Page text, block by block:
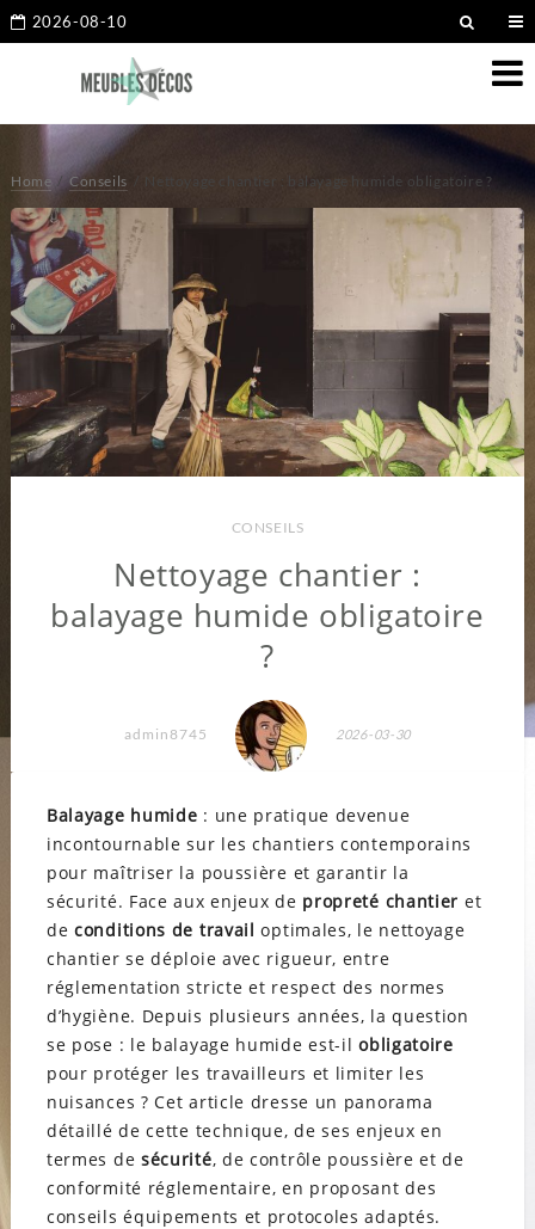
2026-08-10
Home Conseils Nettoyage chantier : balayage humide obligatoire ?
CONSEILS
Nettoyage chantier :
balayage humide obligatoire
?
admin8745 2026-03-30
Balayage humide : une pratique devenue
incontournable sur les chantiers contemporains
pour maîtriser la poussière et garantir la
sécurité. Face aux enjeux de propreté chantier et
deconditions de travail optimales, le nettoyage
chantier se déploie avec rigueur, entre
réglementation stricte et respect des normes
d’hygiène. Depuis plusieurs années, la question
se pose : le balayage humide est-ilobligatoire
pour protéger les travailleurs et limiter les
nuisances ? Cet article dresse un panorama
détaillé de cette technique, de ses enjeux en
termes de sécurité, de contrôle poussière et de
conformité réglementaire, en proposant des
conseils équipements et protocoles adaptés.